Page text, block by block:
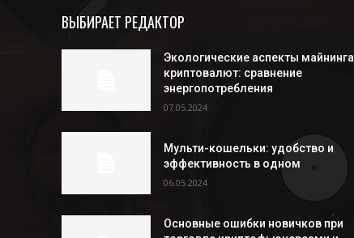
ВЫБИРАЕТ РЕДАКТОР
Экологические аспекты майнинга
криптовалют: сравнение
энергопотребления
07.05.2024
Мульти-кошельки: удобство и
эффективность в одном
06.05.2024
Основные ошибки новичков при